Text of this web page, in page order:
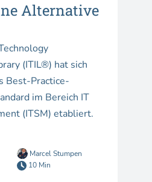
Alternative
(ITIL®) hat sich
Best-Practice-
im Bereich IT
(ITSM) etabliert.
Marcel Stumpen
10 Min